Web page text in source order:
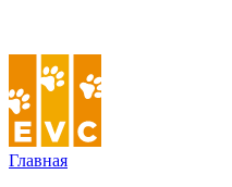
Главная